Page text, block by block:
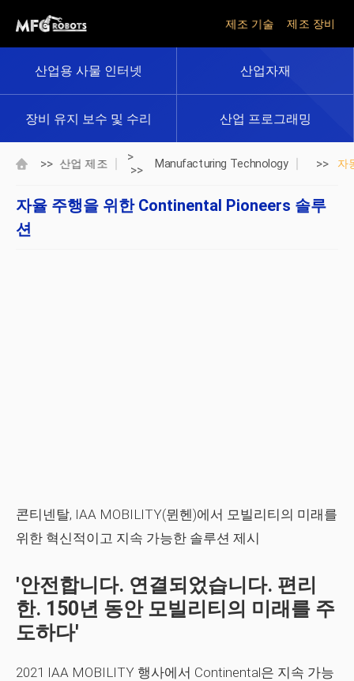
제조 기술 제조 장비
산업용 사물 인터넷 산업자재
장비 유지 보수 및 수리 산업 프로그래밍
>> 산업 제조
>
>>
Manufacturing Technology >> 자
자율 주행을 위한 Continental Pioneers 솔루
션
콘티넨탈, IAA MOBILITY(뮌헨)에서 모빌리티의 미래를
위한 혁신적이고 지속 가능한 솔루션 제시
'안전합니다. 연결되었습니다. 편리
한. 150년 동안 모빌리티의 미래를 주
도하다'
2021 IAA MOBILITY 행사에서 Continental은 지속 가능